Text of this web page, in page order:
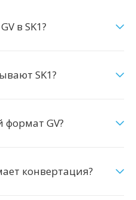
в SK1?
SK1?
формат GV?
конвертация?